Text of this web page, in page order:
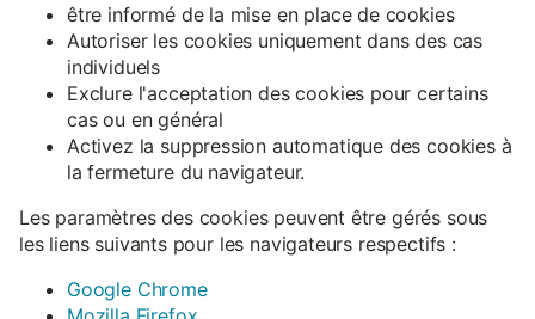
être informé de la mise en place de cookies
Autoriser les cookies uniquement dans des cas
individuels
Exclure l'acceptation des cookies pour certains
cas ou en général
Activez la suppression automatique des cookies à
la fermeture du navigateur.
Les paramètres des cookies peuvent être gérés sous
les liens suivants pour les navigateurs respectifs :
Google Chrome